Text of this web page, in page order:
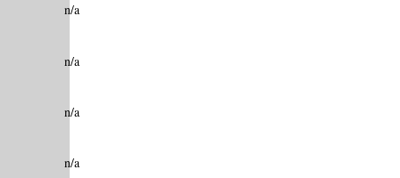
n/a
n/a
n/a
n/a